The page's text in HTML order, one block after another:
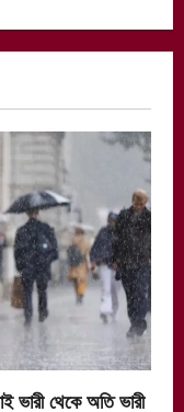
ভারী থেকে অতি ভারী